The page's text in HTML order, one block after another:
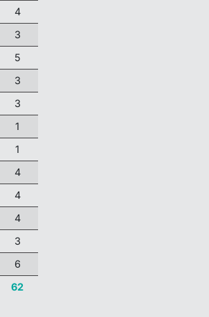
4
3
5
3
3
1
1
4
4
4
3
6
62